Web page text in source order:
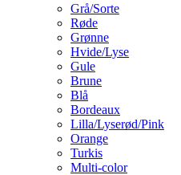
Grå/Sorte
Røde
Grønne
Hvide/Lyse
Gule
Brune
Blå
Bordeaux
Lilla/Lyserød/Pink
Orange
Turkis
Multi-color